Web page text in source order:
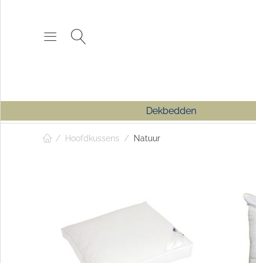
Dekbedden
/ Hoofdkussens / Natuur